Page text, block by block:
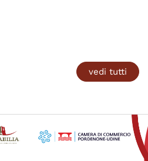
vedi tutti